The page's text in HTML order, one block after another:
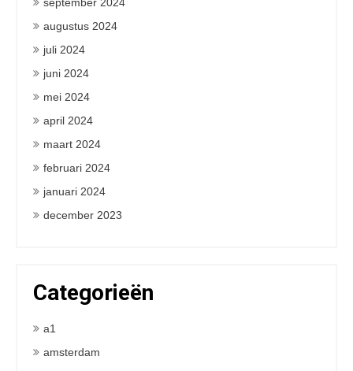
augustus 2024
juli 2024
juni 2024
mei 2024
april 2024
maart 2024
februari 2024
januari 2024
december 2023
Categorieën
a1
amsterdam